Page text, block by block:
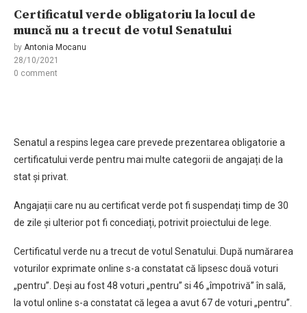
Certificatul verde obligatoriu la locul de
muncă nu a trecut de votul Senatului
by Antonia Mocanu
28/10/2021
0 comment
Senatul a respins legea care prevede prezentarea obligatorie a
certificatului verde pentru mai multe categorii de angajați de la
stat și privat.
Angajații care nu au certificat verde pot fi suspendați timp de 30
de zile și ulterior pot fi concediați, potrivit proiectului de lege.
Certificatul verde nu a trecut de votul Senatului. După numărarea
voturilor exprimate online s-a constatat că lipsesc două voturi
„pentru”. Deşi au fost 48 voturi „pentru” si 46 „împotrivă” în sală,
la votul online s-a constatat că legea a avut 67 de voturi „pentru”.